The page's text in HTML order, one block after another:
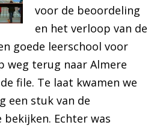
voor de beoordeling
en het verloop van de
goede leerschool voor
weg terug naar Almere
file. Te laat kwamen we
een stuk van de
Echter was